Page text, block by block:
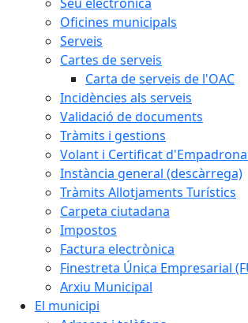
Oficines municipals
Serveis
Cartes de serveis
Carta de serveis de l'OAC
Incidències als serveis
Validació de documents
Tràmits i gestions
Volant i Certificat
Instància general (descàrrega)
Tràmits Allotjaments Turístics
Carpeta ciutadana
Impostos
Factura electrònica
Finestreta Única Empresarial
Arxiu Municipal
El municipi